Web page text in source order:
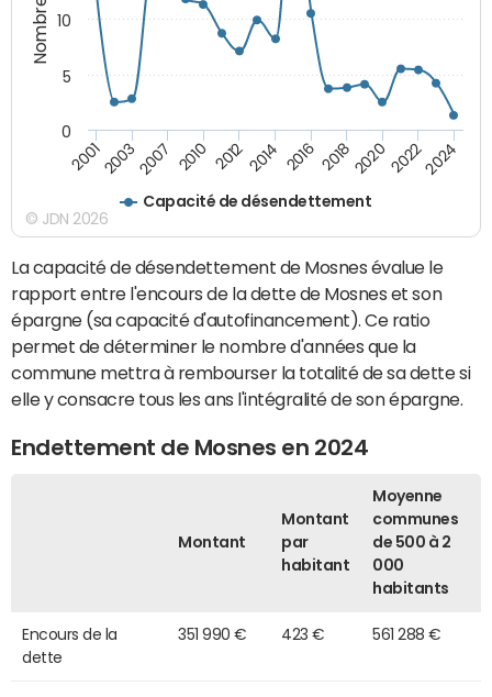
Capacité de désendettement
200120032007 2010 2012 2014 2016 2018202020222024
0
5
10
© JDN 2026
La capacité de désendettement de Mosnes évalue le
rapport entre l'encours de la dette de Mosnes et son
épargne (sa capacité d'autofinancement). Ce ratio
permet de déterminer le nombre d'années que la
commune mettra à rembourser la totalité de sa dette si
elle y consacre tous les ans l'intégralité de son épargne.
Endettement de Mosnes en 2024
Montant
Montant
par
habitant
Moyenne
communes
de 500 à 2
000
habitants
Encours de la
dette
351 990 € 423 € 561 288 €